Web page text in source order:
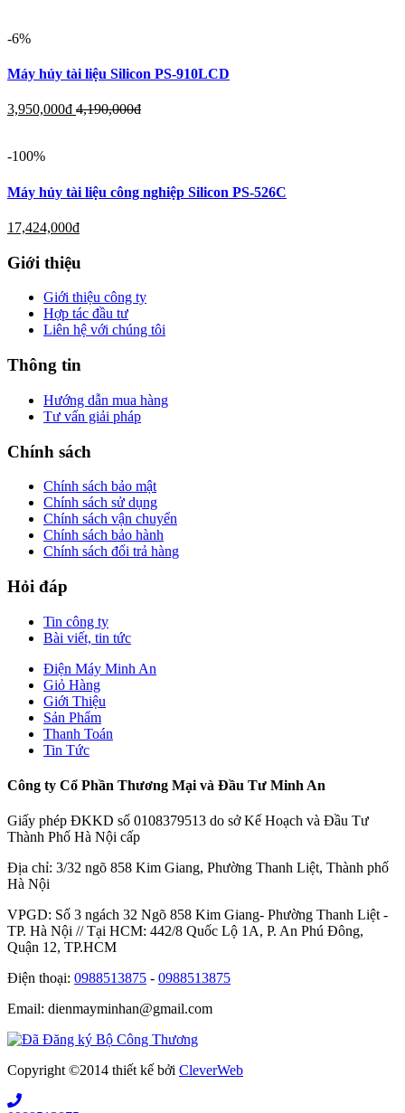
-6%
Máy hủy tài liệu Silicon PS-910LCD
3,950,000đ 4,190,000đ
-100%
Máy hủy tài liệu công nghiệp Silicon PS-526C
17,424,000đ
Giới thiệu
Giới thiệu công ty
Hợp tác đầu tư
Liên hệ với chúng tôi
Thông tin
Hướng dẫn mua hàng
Tư vấn giải pháp
Chính sách
Chính sách bảo mật
Chính sách sử dụng
Chính sách vận chuyển
Chính sách bảo hành
Chính sách đổi trả hàng
Hỏi đáp
Tin công ty
Bài viết, tin tức
Điện Máy Minh An
Giỏ Hàng
Giới Thiệu
Sản Phẩm
Thanh Toán
Tin Tức
Công ty Cổ Phần Thương Mại và Đầu Tư Minh An
Giấy phép ĐKKD số 0108379513 do sở Kế Hoạch và Đầu Tư
Thành Phố Hà Nội cấp
Địa chỉ: 3/32 ngõ 858 Kim Giang, Phường Thanh Liệt, Thành phố
Hà Nội
VPGD: Số 3 ngách 32 Ngõ 858 Kim Giang- Phường Thanh Liệt -
TP. Hà Nội // Tại HCM: 442/8 Quốc Lộ 1A, P. An Phú Đông,
Quận 12, TP.HCM
Điện thoại: 0988513875 - 0988513875
Email: dienmayminhan@gmail.com
Copyright ©2014 thiết kế bởi CleverWeb